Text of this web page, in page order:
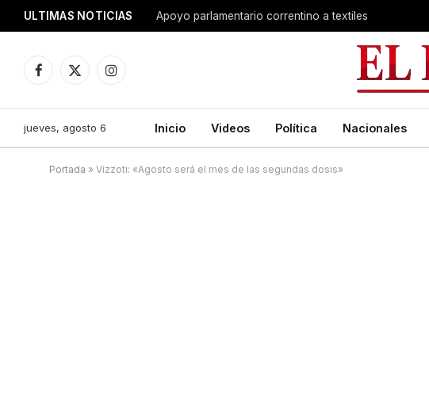
ULTIMAS NOTICIAS Apoyo parlamentario correntino a textiles
Facebook
X
Instagram
jueves, agosto 6 Inicio Videos Política Nacionales
Portada » Vizzoti: «Agosto será el mes de las segundas dosis»